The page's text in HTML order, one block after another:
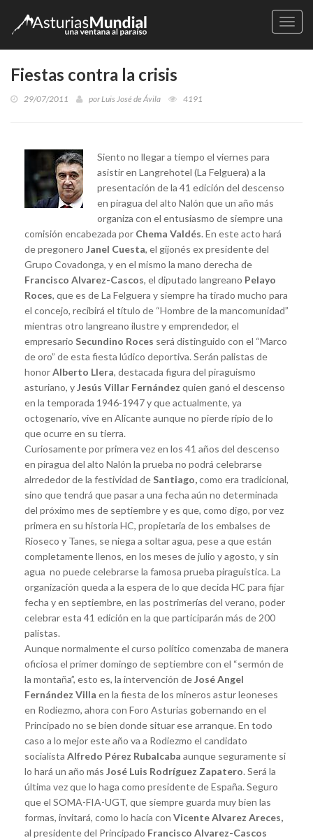
Fiestas contra la crisis
29/07/2011 porLuis José de Ávila 4191
Siento no llegar a tiempo el viernes para
asistir en Langrehotel (La Felguera) a la
presentación de la 41 edición del descenso
en piragua del alto Nalón que un año más
organiza con el entusiasmo de siempre una
comisión encabezada por Chema Valdés. En este acto hará
de pregonero Janel Cuesta, el gijonés ex presidente del
Grupo Covadonga, y en el mismo la mano derecha de
Francisco Alvarez-Cascos, el diputado langreano Pelayo
Roces, que es de La Felguera y siempre ha tirado mucho para
el concejo, recibirá el título de “Hombre de la mancomunidad”
mientras otro langreano ilustre y emprendedor, el
empresario Secundino Roces será distinguido con el “Marco
de oro” de esta fiesta lúdico deportiva. Serán palistas de
honorAlberto Llera, destacada figura del piraguismo
asturiano, yJesús Villar Fernández quien ganó el descenso
en la temporada 1946-1947 y que actualmente, ya
octogenario, vive en Alicante aunque no pierde ripio de lo
que ocurre en su tierra.
Curiosamente por primera vez en los 41 años del descenso
en piragua del alto Nalón la prueba no podrá celebrarse
alrrededor de la festividad deSantiago,como era tradicional,
sino que tendrá que pasar a una fecha aún no determinada
del próximo mes de septiembre y es que, como digo, por vez
primera en su historia HC, propietaria de los embalses de
Rioseco y Tanes, se niega a soltar agua, pese a que están
completamente llenos, en los meses de julio y agosto, y sin
agua no puede celebrarse la famosa prueba piraguistica. La
organización queda a la espera de lo que decida HC para fijar
fecha y en septiembre, en las postrimerías del verano, poder
celebrar esta 41 edición en la que participarán más de 200
palistas.
Aunque normalmente el curso político comenzaba de manera
oficiosa el primer domingo de septiembre con el “sermón de
la montaña”, esto es, la intervención deJosé Angel
Fernández Villa en la fiesta de los mineros astur leoneses
en Rodiezmo, ahora con Foro Asturias gobernando en el
Principado no se bien donde situar ese arranque. En todo
caso a lo mejor este año va a Rodiezmo el candidato
socialista Alfredo Pérez Rubalcaba aunque seguramente si
lo hará un año más José Luis Rodríguez Zapatero. Será la
última vez que lo haga como presidente de España. Seguro
que el SOMA-FIA-UGT, que siempre guarda muy bien las
formas, invitará, como lo hacía con Vicente Alvarez Areces,
al presidente del Principado Francisco Alvarez-Cascos